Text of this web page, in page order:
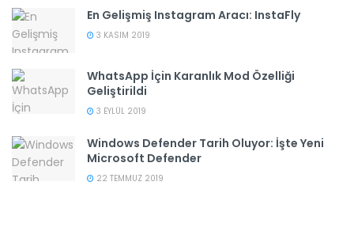
En Gelişmiş Instagram Aracı: InstaFly
3 KASIM 2019
WhatsApp İçin Karanlık Mod Özelliği
Geliştirildi
3 EYLÜL 2019
Windows Defender Tarih Oluyor: İşte Yeni
Microsoft Defender
22 TEMMUZ 2019